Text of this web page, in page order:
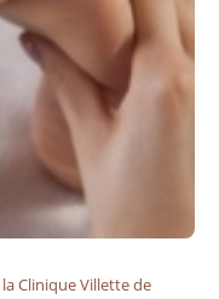
Clinique Villette de